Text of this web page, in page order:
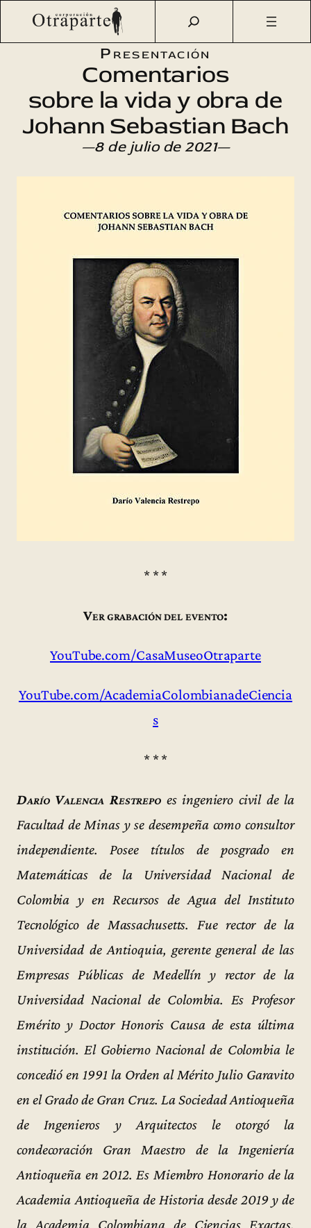
Saltar
Otraparte.org/ Agenda Cultural Literatura
Comentarios
sobre la vida y obra de Johann Sebastian Bach
Presentación
Comentarios
sobre la vida y obra de
Johann Sebastian Bach
—8 de julio de 2021—
* * *
Ver grabación del evento:
YouTube.com/CasaMuseoOtraparte
YouTube.com/AcademiaColombianadeCiencia
s
* * *
Darío Valencia Restrepo es ingeniero civil de la
Facultad de Minas y se desempeña como consultor
independiente. Posee títulos de posgrado en
Matemáticas de la Universidad Nacional de
Colombia y en Recursos de Agua del Instituto
Tecnológico de Massachusetts. Fue rector de la
Universidad de Antioquia, gerente general de las
Empresas Públicas de Medellín y rector de la
Universidad Nacional de Colombia. Es Profesor
Emérito y Doctor Honoris Causa de esta última
institución. El Gobierno Nacional de Colombia le
concedió en 1991 la Orden al Mérito Julio Garavito
en el Grado de Gran Cruz. La Sociedad Antioqueña
de Ingenieros y Arquitectos le otorgó la
condecoración Gran Maestro de la Ingeniería
Antioqueña en 2012. Es Miembro Honorario de la
Academia Antioqueña de Historia desde 2019 y de
la Academia Colombiana de Ciencias Exactas,